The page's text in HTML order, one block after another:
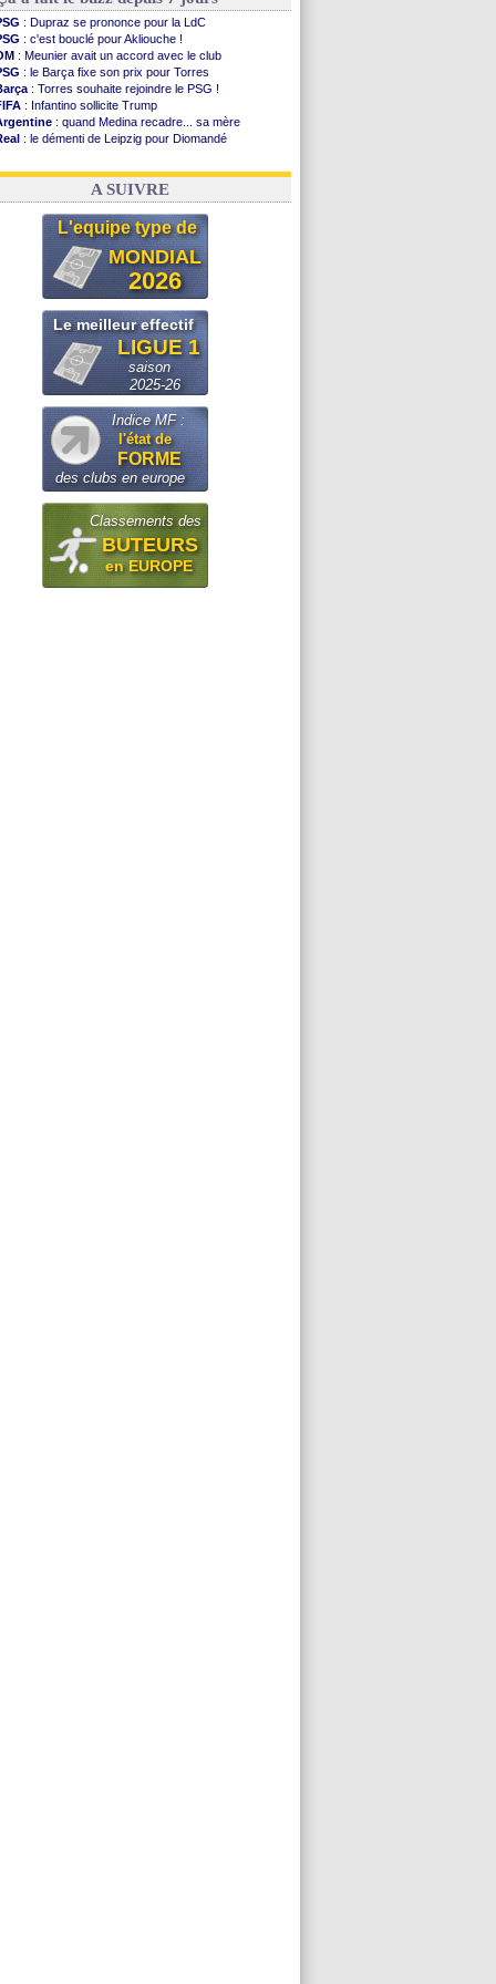
: Dupraz se prononce pour la LdC
: c'est bouclé pour Akliouche !
: Meunier avait un accord avec le club
: le Barça fixe son prix pour Torres
: Torres souhaite rejoindre le PSG !
: Infantino sollicite Trump
: quand Medina recadre... sa mère
: le démenti de Leipzig pour Diomandé
: le conseiller d'Infantino démissionne !
A SUIVRE
L'equipe type de
MONDIAL
2026
Le meilleur effectif
LIGUE 1
saison
2025-26
Indice MF :
l'état de
FORME
des clubs en europe
Classements des
BUTEURS
en EUROPE